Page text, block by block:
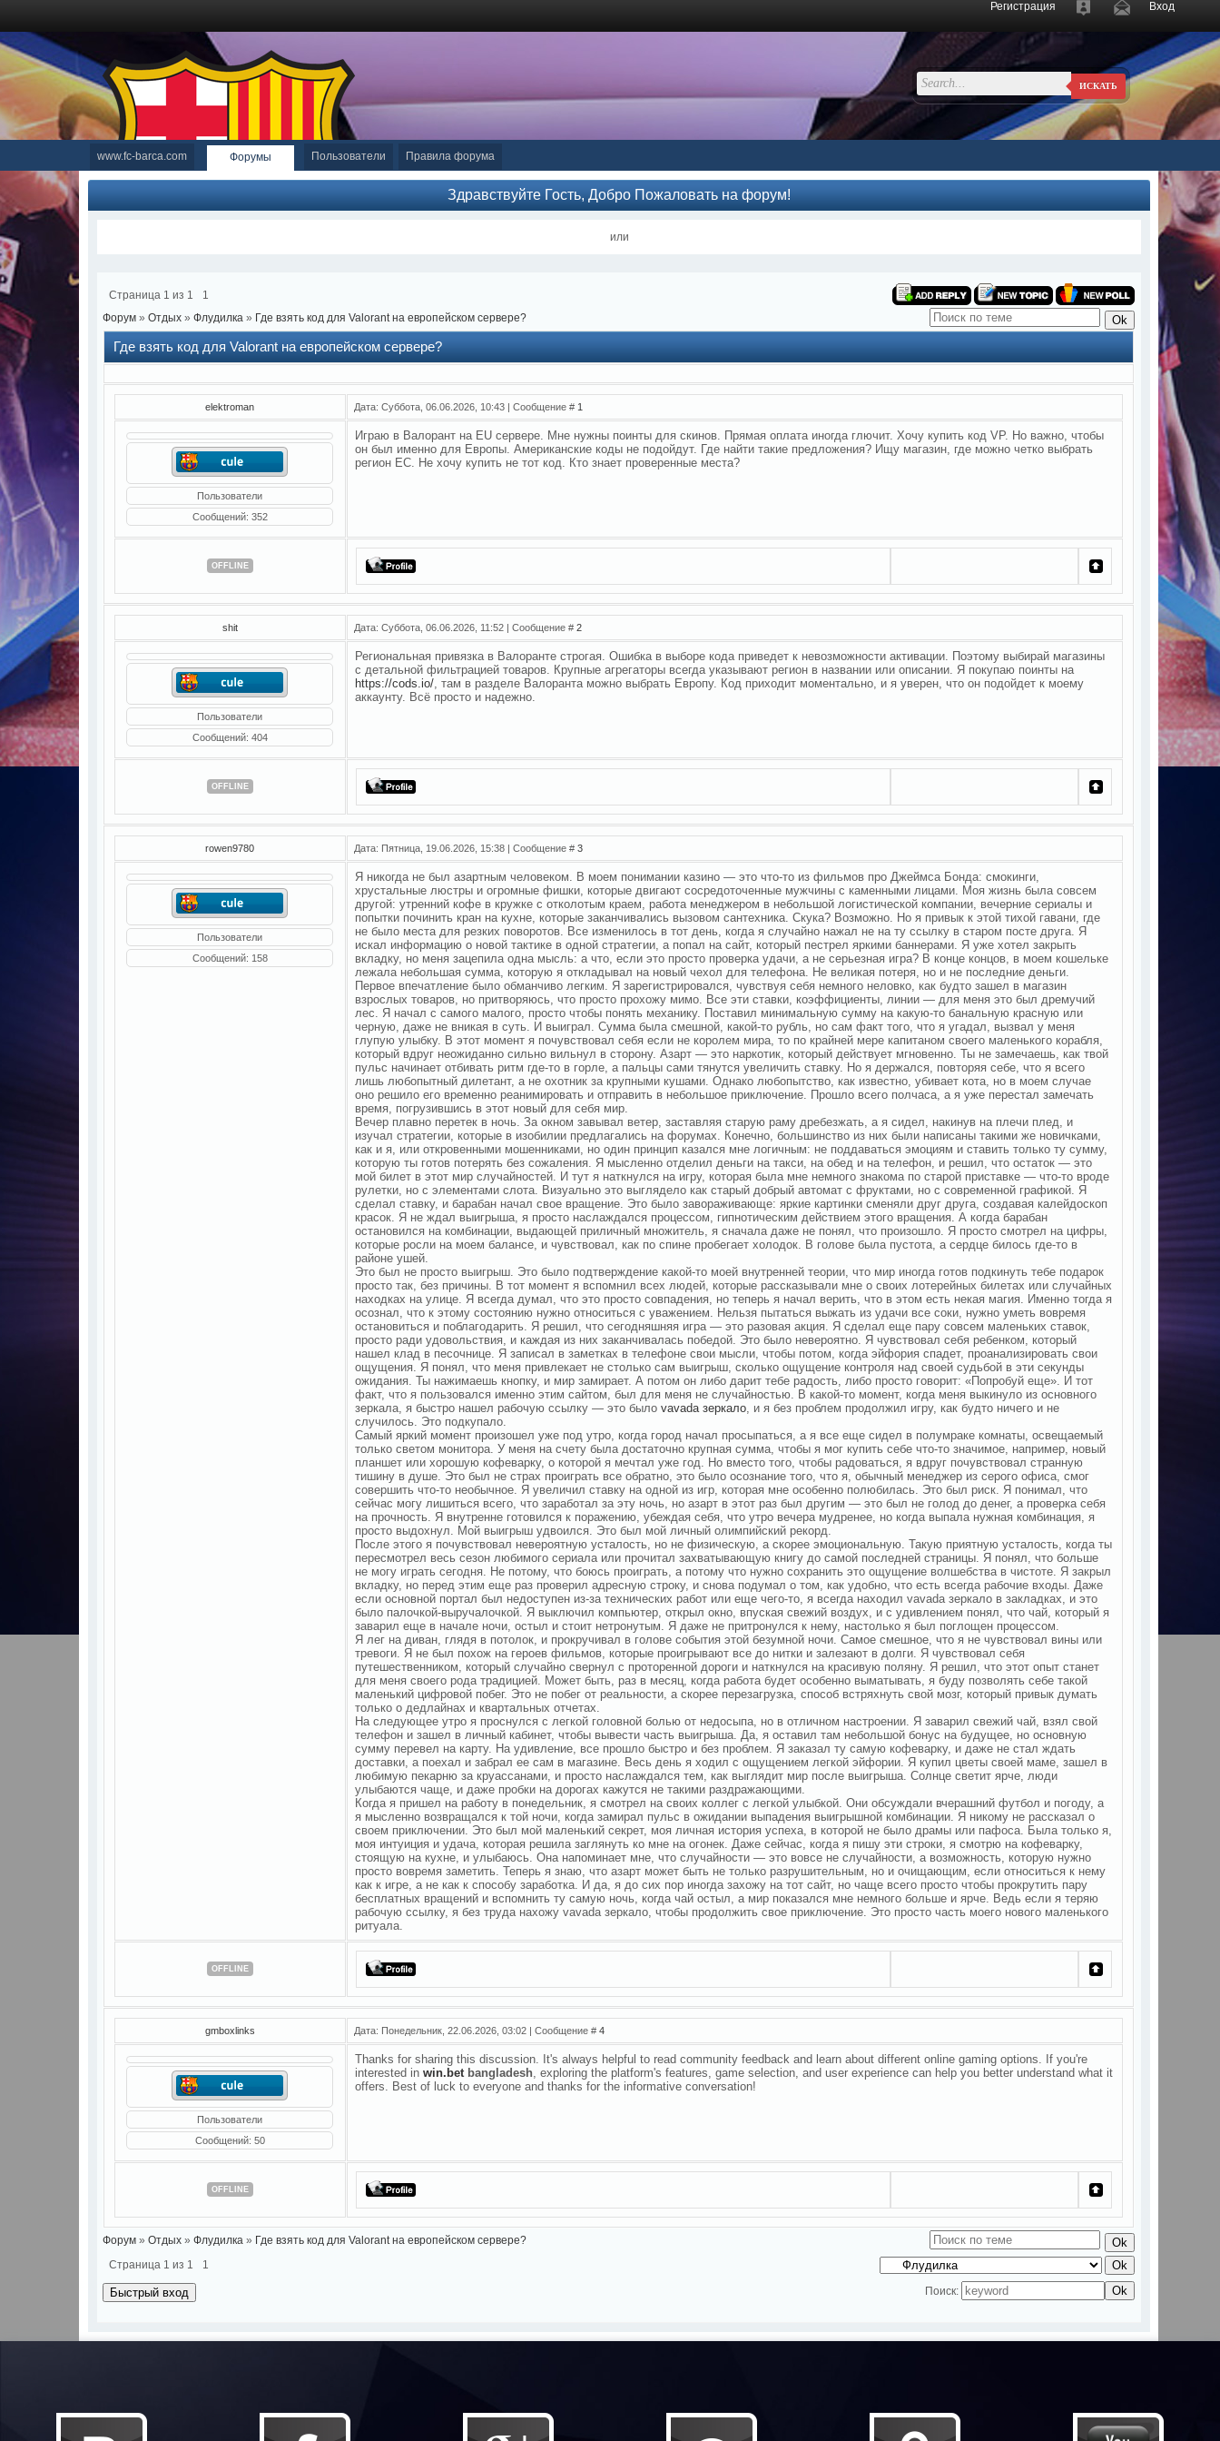
Вход
Регистрация
ИСКАТЬ
www.fc-barca.com Форумы Пользователи Правила форума
Здравствуйте Гость, Добро Пожаловать на форум!
или
Страница 1 из 1
1
Форум » Отдых » Флудилка » Где взять код для Valorant на европейском сервере?
Где взять код для Valorant на европейском сервере?
elektroman Дата: Суббота, 06.06.2026, 10:43 | Сообщение # 1
Пользователи
Сообщений: 352
Играю в Валорант на EU сервере. Мне нужны поинты для скинов. Прямая оплата иногда глючит. Хочу купить код VP. Но важно, чтобы
он был именно для Европы. Американские коды не подойдут. Где найти такие предложения? Ищу магазин, где можно четко выбрать
регион ЕС. Не хочу купить не тот код. Кто знает проверенные места?
OFFLINE
shit Дата: Суббота, 06.06.2026, 11:52 | Сообщение #2
Пользователи
Сообщений: 404
Региональная привязка в Валоранте строгая. Ошибка в выборе кода приведет к невозможности активации. Поэтому выбирай магазины
с детальной фильтрацией товаров. Крупные агрегаторы всегда указывают регион в названии или описании. Я покупаю поинты на
https://cods.io/ , там в разделе Валоранта можно выбрать Европу. Код приходит моментально, и я уверен, что он подойдет к моему
аккаунту. Всё просто и надежно.
OFFLINE
rowen9780 Дата: Пятница, 19.06.2026, 15:38 | Сообщение #3
Пользователи
Сообщений: 158
Я никогда не был азартным человеком. В моем понимании казино — это что-то из фильмов про Джеймса Бонда: смокинги,
хрустальные люстры и огромные фишки, которые двигают сосредоточенные мужчины с каменными лицами. Моя жизнь была совсем
другой: утренний кофе в кружке с отколотым краем, работа менеджером в небольшой логистической компании, вечерние сериалы и
попытки починить кран на кухне, которые заканчивались вызовом сантехника. Скука? Возможно. Но я привык к этой тихой гавани, где
не было места для резких поворотов. Все изменилось в тот день, когда я случайно нажал не на ту ссылку в старом посте друга. Я
искал информацию о новой тактике в одной стратегии, а попал на сайт, который пестрел яркими баннерами. Я уже хотел закрыть
вкладку, но меня зацепила одна мысль: а что, если это просто проверка удачи, а не серьезная игра? В конце концов, в моем кошельке
лежала небольшая сумма, которую я откладывал на новый чехол для телефона. Не великая потеря, но и не последние деньги.
Первое впечатление было обманчиво легким. Я зарегистрировался, чувствуя себя немного неловко, как будто зашел в магазин
взрослых товаров, но притворяюсь, что просто прохожу мимо. Все эти ставки, коэффициенты, линии — для меня это был дремучий
лес. Я начал с самого малого, просто чтобы понять механику. Поставил минимальную сумму на какую-то банальную красную или
черную, даже не вникая в суть. И выиграл. Сумма была смешной, какой-то рубль, но сам факт того, что я угадал, вызвал у меня
глупую улыбку. В этот момент я почувствовал себя если не королем мира, то по крайней мере капитаном своего маленького корабля,
который вдруг неожиданно сильно вильнул в сторону. Азарт — это наркотик, который действует мгновенно. Ты не замечаешь, как твой
пульс начинает отбивать ритм где-то в горле, а пальцы сами тянутся увеличить ставку. Но я держался, повторяя себе, что я всего
лишь любопытный дилетант, а не охотник за крупными кушами. Однако любопытство, как известно, убивает кота, но в моем случае
оно решило его временно реанимировать и отправить в небольшое приключение. Прошло всего полчаса, а я уже перестал замечать
время, погрузившись в этот новый для себя мир.
Вечер плавно перетек в ночь. За окном завывал ветер, заставляя старую раму дребезжать, а я сидел, накинув на плечи плед, и
изучал стратегии, которые в изобилии предлагались на форумах. Конечно, большинство из них были написаны такими же новичками,
как и я, или откровенными мошенниками, но один принцип казался мне логичным: не поддаваться эмоциям и ставить только ту сумму,
которую ты готов потерять без сожаления. Я мысленно отделил деньги на такси, на обед и на телефон, и решил, что остаток — это
мой билет в этот мир случайностей. И тут я наткнулся на игру, которая была мне немного знакома по старой приставке — что-то вроде
рулетки, но с элементами слота. Визуально это выглядело как старый добрый автомат с фруктами, но с современной графикой. Я
сделал ставку, и барабан начал свое вращение. Это было завораживающе: яркие картинки сменяли друг друга, создавая калейдоскоп
красок. Я не ждал выигрыша, я просто наслаждался процессом, гипнотическим действием этого вращения. А когда барабан
остановился на комбинации, выдающей приличный множитель, я сначала даже не понял, что произошло. Я просто смотрел на цифры,
которые росли на моем балансе, и чувствовал, как по спине пробегает холодок. В голове была пустота, а сердце билось где-то в
районе ушей.
Это был не просто выигрыш. Это было подтверждение какой-то моей внутренней теории, что мир иногда готов подкинуть тебе подарок
просто так, без причины. В тот момент я вспомнил всех людей, которые рассказывали мне о своих лотерейных билетах или случайных
находках на улице. Я всегда думал, что это просто совпадения, но теперь я начал верить, что в этом есть некая магия. Именно тогда я
осознал, что к этому состоянию нужно относиться с уважением. Нельзя пытаться выжать из удачи все соки, нужно уметь вовремя
остановиться и поблагодарить. Я решил, что сегодняшняя игра — это разовая акция. Я сделал еще пару совсем маленьких ставок,
просто ради удовольствия, и каждая из них заканчивалась победой. Это было невероятно. Я чувствовал себя ребенком, который
нашел клад в песочнице. Я записал в заметках в телефоне свои мысли, чтобы потом, когда эйфория спадет, проанализировать свои
ощущения. Я понял, что меня привлекает не столько сам выигрыш, сколько ощущение контроля над своей судьбой в эти секунды
ожидания. Ты нажимаешь кнопку, и мир замирает. А потом он либо дарит тебе радость, либо просто говорит: «Попробуй еще». И тот
факт, что я пользовался именно этим сайтом, был для меня не случайностью. В какой-то момент, когда меня выкинуло из основного
зеркала, я быстро нашел рабочую ссылку — это былоvavada зеркало , и я без проблем продолжил игру, как будто ничего и не
случилось. Это подкупало.
Самый яркий момент произошел уже под утро, когда город начал просыпаться, а я все еще сидел в полумраке комнаты, освещаемый
только светом монитора. У меня на счету была достаточно крупная сумма, чтобы я мог купить себе что-то значимое, например, новый
планшет или хорошую кофеварку, о которой я мечтал уже год. Но вместо того, чтобы радоваться, я вдруг почувствовал странную
тишину в душе. Это был не страх проиграть все обратно, это было осознание того, что я, обычный менеджер из серого офиса, смог
совершить что-то необычное. Я увеличил ставку на одной из игр, которая мне особенно полюбилась. Это был риск. Я понимал, что
сейчас могу лишиться всего, что заработал за эту ночь, но азарт в этот раз был другим — это был не голод до денег, а проверка себя
на прочность. Я внутренне готовился к поражению, убеждая себя, что утро вечера мудренее, но когда выпала нужная комбинация, я
просто выдохнул. Мой выигрыш удвоился. Это был мой личный олимпийский рекорд.
После этого я почувствовал невероятную усталость, но не физическую, а скорее эмоциональную. Такую приятную усталость, когда ты
пересмотрел весь сезон любимого сериала или прочитал захватывающую книгу до самой последней страницы. Я понял, что больше
не могу играть сегодня. Не потому, что боюсь проиграть, а потому что нужно сохранить это ощущение волшебства в чистоте. Я закрыл
вкладку, но перед этим еще раз проверил адресную строку, и снова подумал о том, как удобно, что есть всегда рабочие входы. Даже
если основной портал был недоступен из-за технических работ или еще чего-то, я всегда находил vavada зеркало в закладках, и это
было палочкой-выручалочкой. Я выключил компьютер, открыл окно, впуская свежий воздух, и с удивлением понял, что чай, который я
заварил еще в начале ночи, остыл и стоит нетронутым. Я даже не притронулся к нему, настолько я был поглощен процессом.
Я лег на диван, глядя в потолок, и прокручивал в голове события этой безумной ночи. Самое смешное, что я не чувствовал вины или
тревоги. Я не был похож на героев фильмов, которые проигрывают все до нитки и залезают в долги. Я чувствовал себя
путешественником, который случайно свернул с проторенной дороги и наткнулся на красивую поляну. Я решил, что этот опыт станет
для меня своего рода традицией. Может быть, раз в месяц, когда работа будет особенно выматывать, я буду позволять себе такой
маленький цифровой побег. Это не побег от реальности, а скорее перезагрузка, способ встряхнуть свой мозг, который привык думать
только о дедлайнах и квартальных отчетах.
На следующее утро я проснулся с легкой головной болью от недосыпа, но в отличном настроении. Я заварил свежий чай, взял свой
телефон и зашел в личный кабинет, чтобы вывести часть выигрыша. Да, я оставил там небольшой бонус на будущее, но основную
сумму перевел на карту. На удивление, все прошло быстро и без проблем. Я заказал ту самую кофеварку, и даже не стал ждать
доставки, а поехал и забрал ее сам в магазине. Весь день я ходил с ощущением легкой эйфории. Я купил цветы своей маме, зашел в
любимую пекарню за круассанами, и просто наслаждался тем, как выглядит мир после выигрыша. Солнце светит ярче, люди
улыбаются чаще, и даже пробки на дорогах кажутся не такими раздражающими.
Когда я пришел на работу в понедельник, я смотрел на своих коллег с легкой улыбкой. Они обсуждали вчерашний футбол и погоду, а
я мысленно возвращался к той ночи, когда замирал пульс в ожидании выпадения выигрышной комбинации. Я никому не рассказал о
своем приключении. Это был мой маленький секрет, моя личная история успеха, в которой не было драмы или пафоса. Была только я,
моя интуиция и удача, которая решила заглянуть ко мне на огонек. Даже сейчас, когда я пишу эти строки, я смотрю на кофеварку,
стоящую на кухне, и улыбаюсь. Она напоминает мне, что случайности — это вовсе не случайности, а возможность, которую нужно
просто вовремя заметить. Теперь я знаю, что азарт может быть не только разрушительным, но и очищающим, если относиться к нему
как к игре, а не как к способу заработка. И да, я до сих пор иногда захожу на тот сайт, но чаще всего просто чтобы прокрутить пару
бесплатных вращений и вспомнить ту самую ночь, когда чай остыл, а мир показался мне немного больше и ярче. Ведь если я теряю
рабочую ссылку, я без труда нахожу vavada зеркало, чтобы продолжить свое приключение. Это просто часть моего нового маленького
ритуала.
OFFLINE
gmboxlinks Дата: Понедельник, 22.06.2026, 03:02 | Сообщение #4
Пользователи
Сообщений: 50
Thanks for sharing this discussion. It's always helpful to read community feedback and learn about different online gaming options. If you're
interested inwin.bet bangladesh , exploring the platform's features, game selection, and user experience can help you better understand what it
offers. Best of luck to everyone and thanks for the informative conversation!
OFFLINE
Форум » Отдых » Флудилка » Где взять код для Valorant на европейском сервере?
Страница 1 из 1 1
Поиск: